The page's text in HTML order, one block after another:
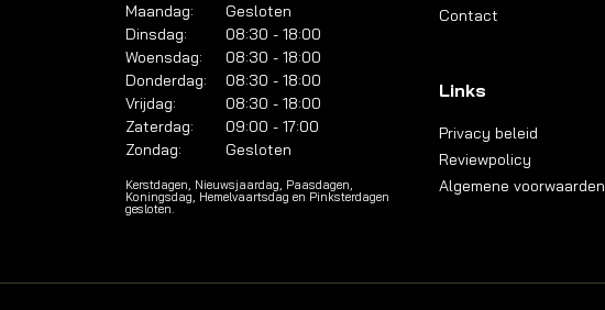
Maandag:
Gesloten
Dinsdag:
08:30 - 18:00
Woensdag:
08:30 - 18:00
Donderdag:
08:30 - 18:00
Vrijdag:
08:30 - 18:00
Zaterdag:
09:00 - 17:00
Zondag:
Gesloten
Kerstdagen, Nieuwsjaardag, Paasdagen,
Koningsdag, Hemelvaartsdag en Pinksterdagen
gesloten.
Contact
Links
Privacy beleid
Reviewpolicy
Algemene voorwaarden